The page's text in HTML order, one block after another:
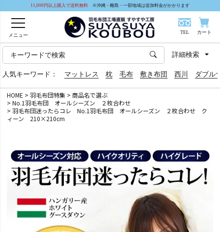
11,000円以上購入で送料無料 ※沖縄・離島・一部地域は追加料金がかかります
メニュー
TEL カート
人気キーワード： マットレス 枕 毛布 敷き布団 西川 ダブル
詳細検索
HOME 羽毛布団特集
商品名で選ぶ
No.1羽毛布団 オールシーズン ２枚合わせ
羽毛布団迷ったらコレ No.1羽毛布団 オールシーズン ２枚合わせ ク
ィーン 210×210cm